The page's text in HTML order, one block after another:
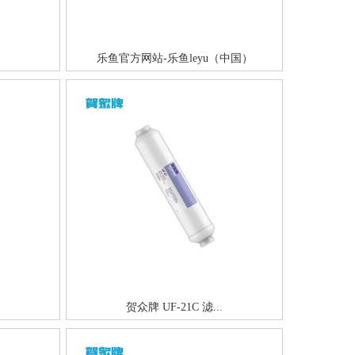
乐鱼官方网站-乐鱼leyu（中国）
贺众牌 UF-21C 滤...